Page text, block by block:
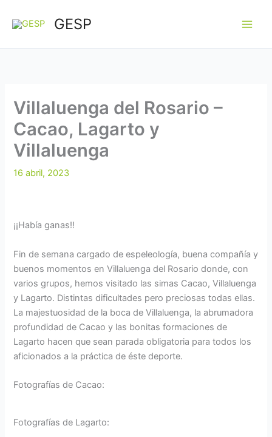
GESP
Villaluenga del Rosario –
Cacao, Lagarto y
Villaluenga
16 abril, 2023
¡¡Había ganas!!
Fin de semana cargado de espeleología, buena compañía y
buenos momentos en Villaluenga del Rosario donde, con
varios grupos, hemos visitado las simas Cacao, Villaluenga
y Lagarto. Distintas dificultades pero preciosas todas ellas.
La majestuosidad de la boca de Villaluenga, la abrumadora
profundidad de Cacao y las bonitas formaciones de
Lagarto hacen que sean parada obligatoria para todos los
aficionados a la práctica de éste deporte.
Fotografías de Cacao:
Fotografías de Lagarto: